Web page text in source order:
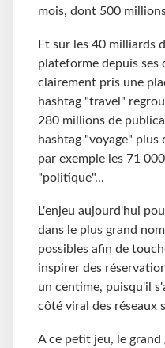
mois, dont 500
Et sur les 40 milliards
plateforme depuis ses
clairement pris une
hashtag "travel"
280 millions de
hashtag "voyage"
par exemple les 71
"politique"...
L'enjeu aujourd'hui
dans le plus grand
possibles afin de
inspirer des
un centime, puisqu'il
côté viral des réseaux
A ce petit jeu, le